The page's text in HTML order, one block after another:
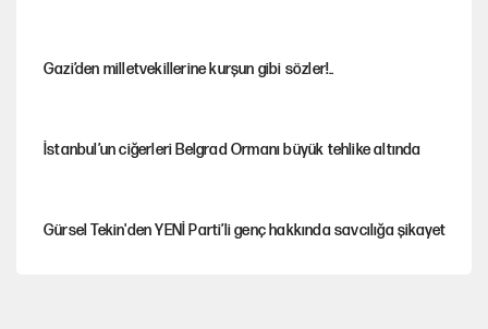
Gazi’den milletvekillerine kurşun gibi sözler!..
İstanbul’un ciğerleri Belgrad Ormanı büyük tehlike altında
Gürsel Tekin'den YENİ Parti’li genç hakkında savcılığa şikayet